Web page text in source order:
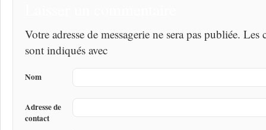
Votre adresse de messagerie ne sera pas publiée.
sont indiqués avec
Nom
Adresse de
contact